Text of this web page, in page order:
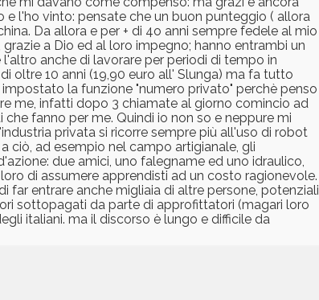
l'ho vinto: pensate che un buon punteggio ( allora
Da allora e per + di 4o anni sempre fedele al mio
a Dio ed al loro impegno; hanno entrambi un
anche di lavorare per periodi di tempo in
oltre 10 anni (19,90 euro all' Slunga) ma fa tutto
la funzione "numero privato" perchè penso
me, infatti dopo 3 chiamate al giorno comincio ad
fanno per me. Quindi io non so e neppure mi
privata si ricorre sempre più all'uso di robot
ciò, ad esempio nel campo artigianale, gli
due amici, uno falegname ed uno idraulico,
di assumere apprendisti ad un costo ragionevole.
far entrare anche migliaia di altre persone, potenziali
sottopagati da parte di approfittatori (magari loro
italiani. ma il discorso è lungo e difficile da